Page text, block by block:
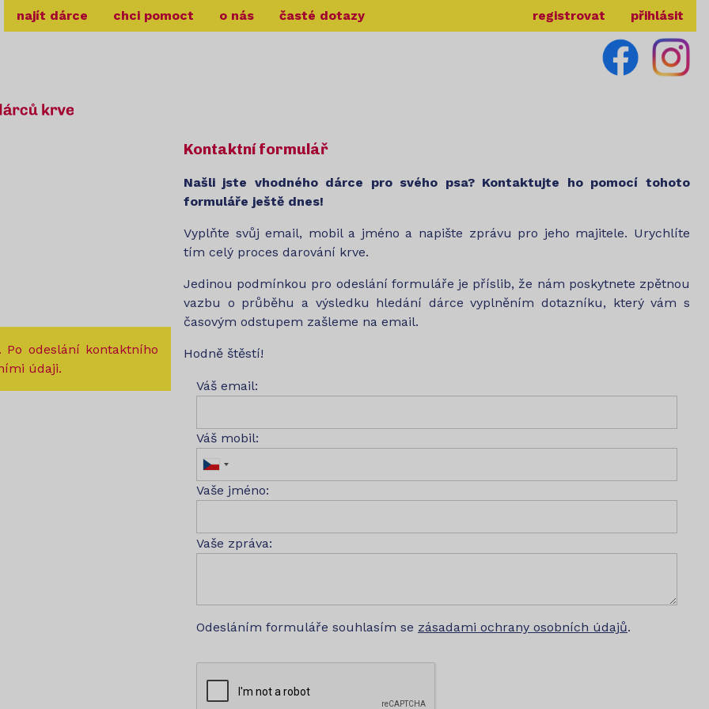
najít dárce chci pomoct o nás časté dotazy přihlásit
registrovat
odeslání kontaktního
údaji.
Kontaktní formulář
Našli jste vhodného dárce pro svého psa? Kontaktujte ho pomocí tohoto
formuláře ještě dnes!
Vyplňte svůj email, mobil a jméno a napište zprávu pro jeho majitele. Urychlíte
tím celý proces darování krve.
Jedinou podmínkou pro odeslání formuláře je příslib, že nám poskytnete zpětnou
vazbu o průběhu a výsledku hledání dárce vyplněním dotazníku, který vám s
časovým odstupem zašleme na email.
Hodně štěstí!
Váš email:
Váš mobil:
Vaše jméno:
Vaše zpráva:
Odesláním formuláře souhlasím se zásadami ochrany osobních údajů.